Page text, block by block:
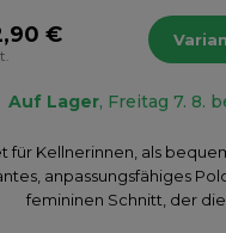
€
Auf Lager, Freitag 7. 8.
für Kellnerinnen, als
anpassungsfähiges
femininen Schnitt, der die